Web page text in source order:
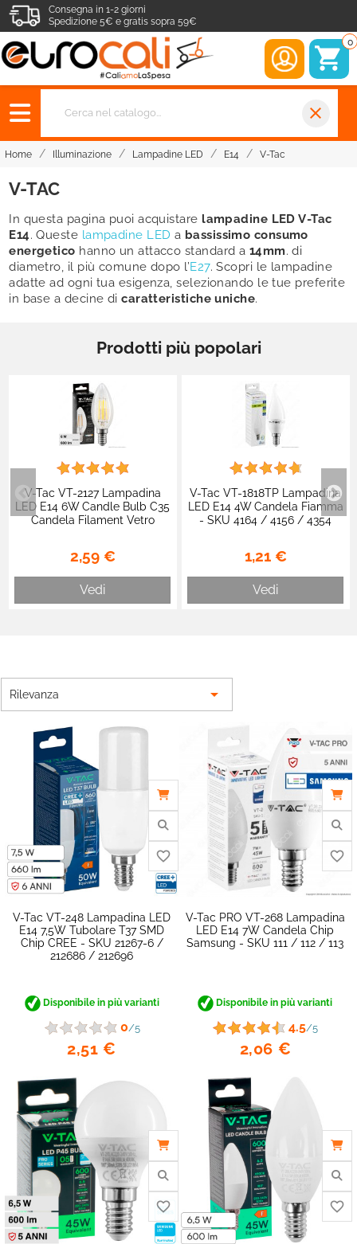
Consegna in 1-2 giorni
Spedizione 5€ e gratis sopra 59€
0
close
Home Illuminazione Lampadine LED E14 V-Tac
V-TAC
In questa pagina puoi acquistare lampadine LED V-Tac
E14. Queste lampadine LED a bassissimo consumo
energetico hanno un attacco standard a 14mm. di
diametro, il più comune dopo l’E27. Scopri le lampadine
adatte ad ogni tua esigenza, selezionando le tue preferite
in base a decine dicaratteristiche uniche.
Prodotti più popolari
V-Tac VT-2127 Lampadina
LED E14 6W Candle Bulb C35
Candela Filament Vetro
2,59 €
Vedi
V-Tac VT-1818TP Lampadina
LED E14 4W Candela Fiamma
- SKU 4164 / 4156 / 4354
1,21 €
Vedi
Rilevanza 
V-Tac VT-248 Lampadina LED
E14 7,5W Tubolare T37 SMD
Chip CREE - SKU 21267-6 /
212686 / 212696
Disponibile in più varianti
0/5
2,51 €
favorite_border
V-Tac PRO VT-268 Lampadina
LED E14 7W Candela Chip
Samsung - SKU 111 / 112 / 113
Disponibile in più varianti
4.5/5
2,06 €